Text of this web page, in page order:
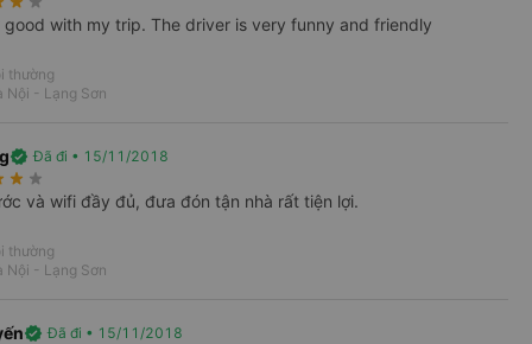
chỗ ghế ngả.
lượng dịch vụ cũng như cam kết mức giá
phát triển của chúng tôi. Hãy đến với Long
khách hàng liên hệ. Thường vào các
để có được vị trí tốt, bạn cần lập kế hoạch
good with my trip. The driver is very funny and friendly
thường
Nội - Lạng Sơn
verified Đã đi • 15/11/2018
star_rate star_rate
và wifi đầy đủ, đưa đón tận nhà rất tiện lợi.
thường
Nội - Lạng Sơn
verified Đã đi • 15/11/2018